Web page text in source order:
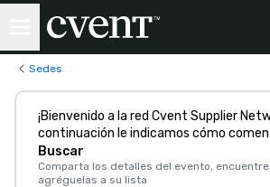
Sedes
¡Bienvenido a la red Cvent Supplier
continuación le indicamos cómo
Buscar
Comparta los detalles del evento,
agréguelas a su lista